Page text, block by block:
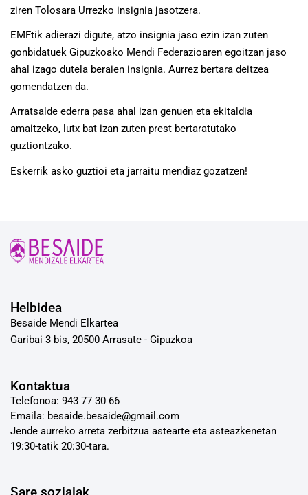
ziren Tolosara Urrezko insignia jasotzera.
EMFtik adierazi digute, atzo insignia jaso ezin izan zuten
gonbidatuek Gipuzkoako Mendi Federazioaren egoitzan jaso
ahal izago dutela beraien insignia. Aurrez bertara deitzea
gomendatzen da.
Arratsalde ederra pasa ahal izan genuen eta ekitaldia
amaitzeko, lutx bat izan zuten prest bertaratutako
guztiontzako.
Eskerrik asko guztioi eta jarraitu mendiaz gozatzen!
Helbidea
Besaide Mendi Elkartea
Garibai 3 bis, 20500 Arrasate - Gipuzkoa
Kontaktua
Telefonoa: 943 77 30 66
Emaila: besaide.besaide@gmail.com
Jende aurreko arreta zerbitzua astearte eta asteazkenetan
19:30-tatik 20:30-tara.